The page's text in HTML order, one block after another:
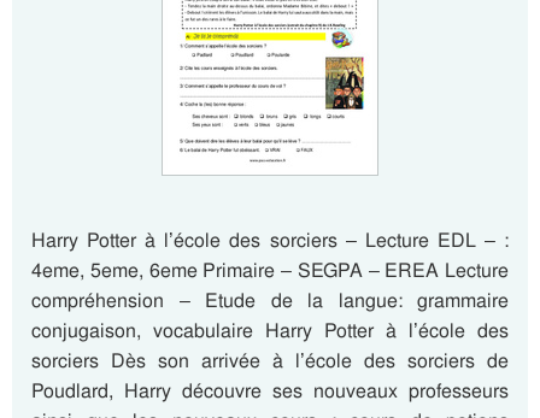
Harry Potter à l’école des sorciers – Lecture EDL – :
4eme, 5eme, 6eme Primaire – SEGPA – EREA Lecture
compréhension – Etude de la langue: grammaire
conjugaison, vocabulaire Harry Potter à l’école des
sorciers Dès son arrivée à l’école des sorciers de
Poudlard, Harry découvre ses nouveaux professeurs